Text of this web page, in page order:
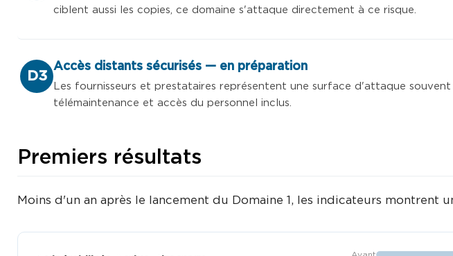
ciblent aussi les copies, ce domaine s'attaque directement à ce risque.
D3
Accès distants sécurisés — en préparation
Les fournisseurs et prestataires représentent une surface d'attaque
télémaintenance et accès du personnel inclus.
Premiers résultats
Moins d'un an après le lancement du Domaine 1, les indicateurs montrent